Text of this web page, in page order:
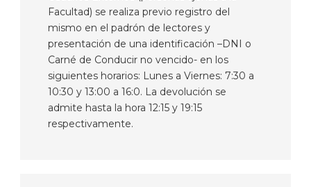
Facultad) se realiza previo registro del
mismo en el padrón de lectores y
presentación de una identificación –DNI o
Carné de Conducir no vencido- en los
siguientes horarios: Lunes a Viernes: 7:30 a
10:30 y 13:00 a 16:0. La devolución se
admite hasta la hora 12:15 y 19:15
respectivamente.